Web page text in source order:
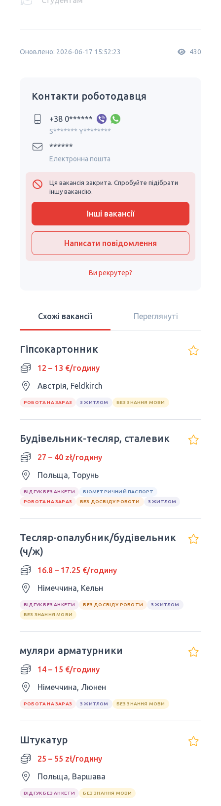
Оновлено: 2026-06-17 15:52:23 430
Контакти роботодавця
+38 0******
S******* Y********
******
Електронна пошта
Ця вакансія закрита. Спробуйте підібрати
іншу вакансію.
Інші вакансії
Написати повідомлення
Ви рекрутер?
Схожі вакансії Переглянуті
Гіпсокартонник
12 – 13 €/годину
Австрія, Feldkirch
РОБОТА НА ЗАРАЗ З ЖИТЛОМ БЕЗ ЗНАННЯ МОВИ
Будівельник-тесляр, сталевик
27 – 40 zł/годину
Польща, Торунь
ВІДГУК БЕЗ АНКЕТИ
БІОМЕТРИЧНИЙ ПАСПОРТ
РОБОТА НА ЗАРАЗ
БЕЗ ДОСВІДУ РОБОТИ З ЖИТЛОМ
Тесляр-опалубник/будівельник
(ч/ж)
16.8 – 17.25 €/годину
Німеччина, Кельн
ВІДГУК БЕЗ АНКЕТИ БЕЗ ДОСВІДУ РОБОТИ
З ЖИТЛОМ
БЕЗ ЗНАННЯ МОВИ
муляри арматурники
14 – 15 €/годину
Німеччина, Люнен
РОБОТА НА ЗАРАЗ З ЖИТЛОМ БЕЗ ЗНАННЯ МОВИ
Штукатур
25 – 55 zł/годину
Польща, Варшава
ВІДГУК БЕЗ АНКЕТИ БЕЗ ЗНАННЯ МОВИ